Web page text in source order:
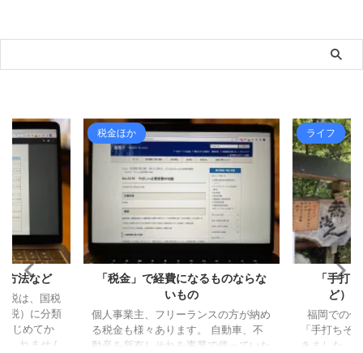
方法など
税は、国税
税）に分類
じめてか
しれません
税金ほか
「税金」で経費になるものならな
いもの
個人事業主、フリーランスの方が納め
る税金も様々あります。 自動車、不
動産を所有しそれを事業で使っていた
ライフ
「手打
ど）
福岡での仕
「手打ちそ
きました。